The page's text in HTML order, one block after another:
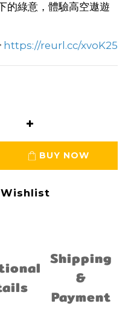
的綠意，體驗高空遨遊
https://reurl.cc/xvoK25
BUY NOW
Shipping
&
Payment